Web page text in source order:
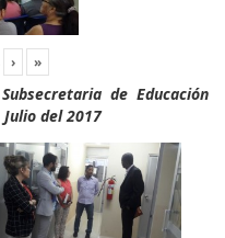
› »
de Educación
del 2017